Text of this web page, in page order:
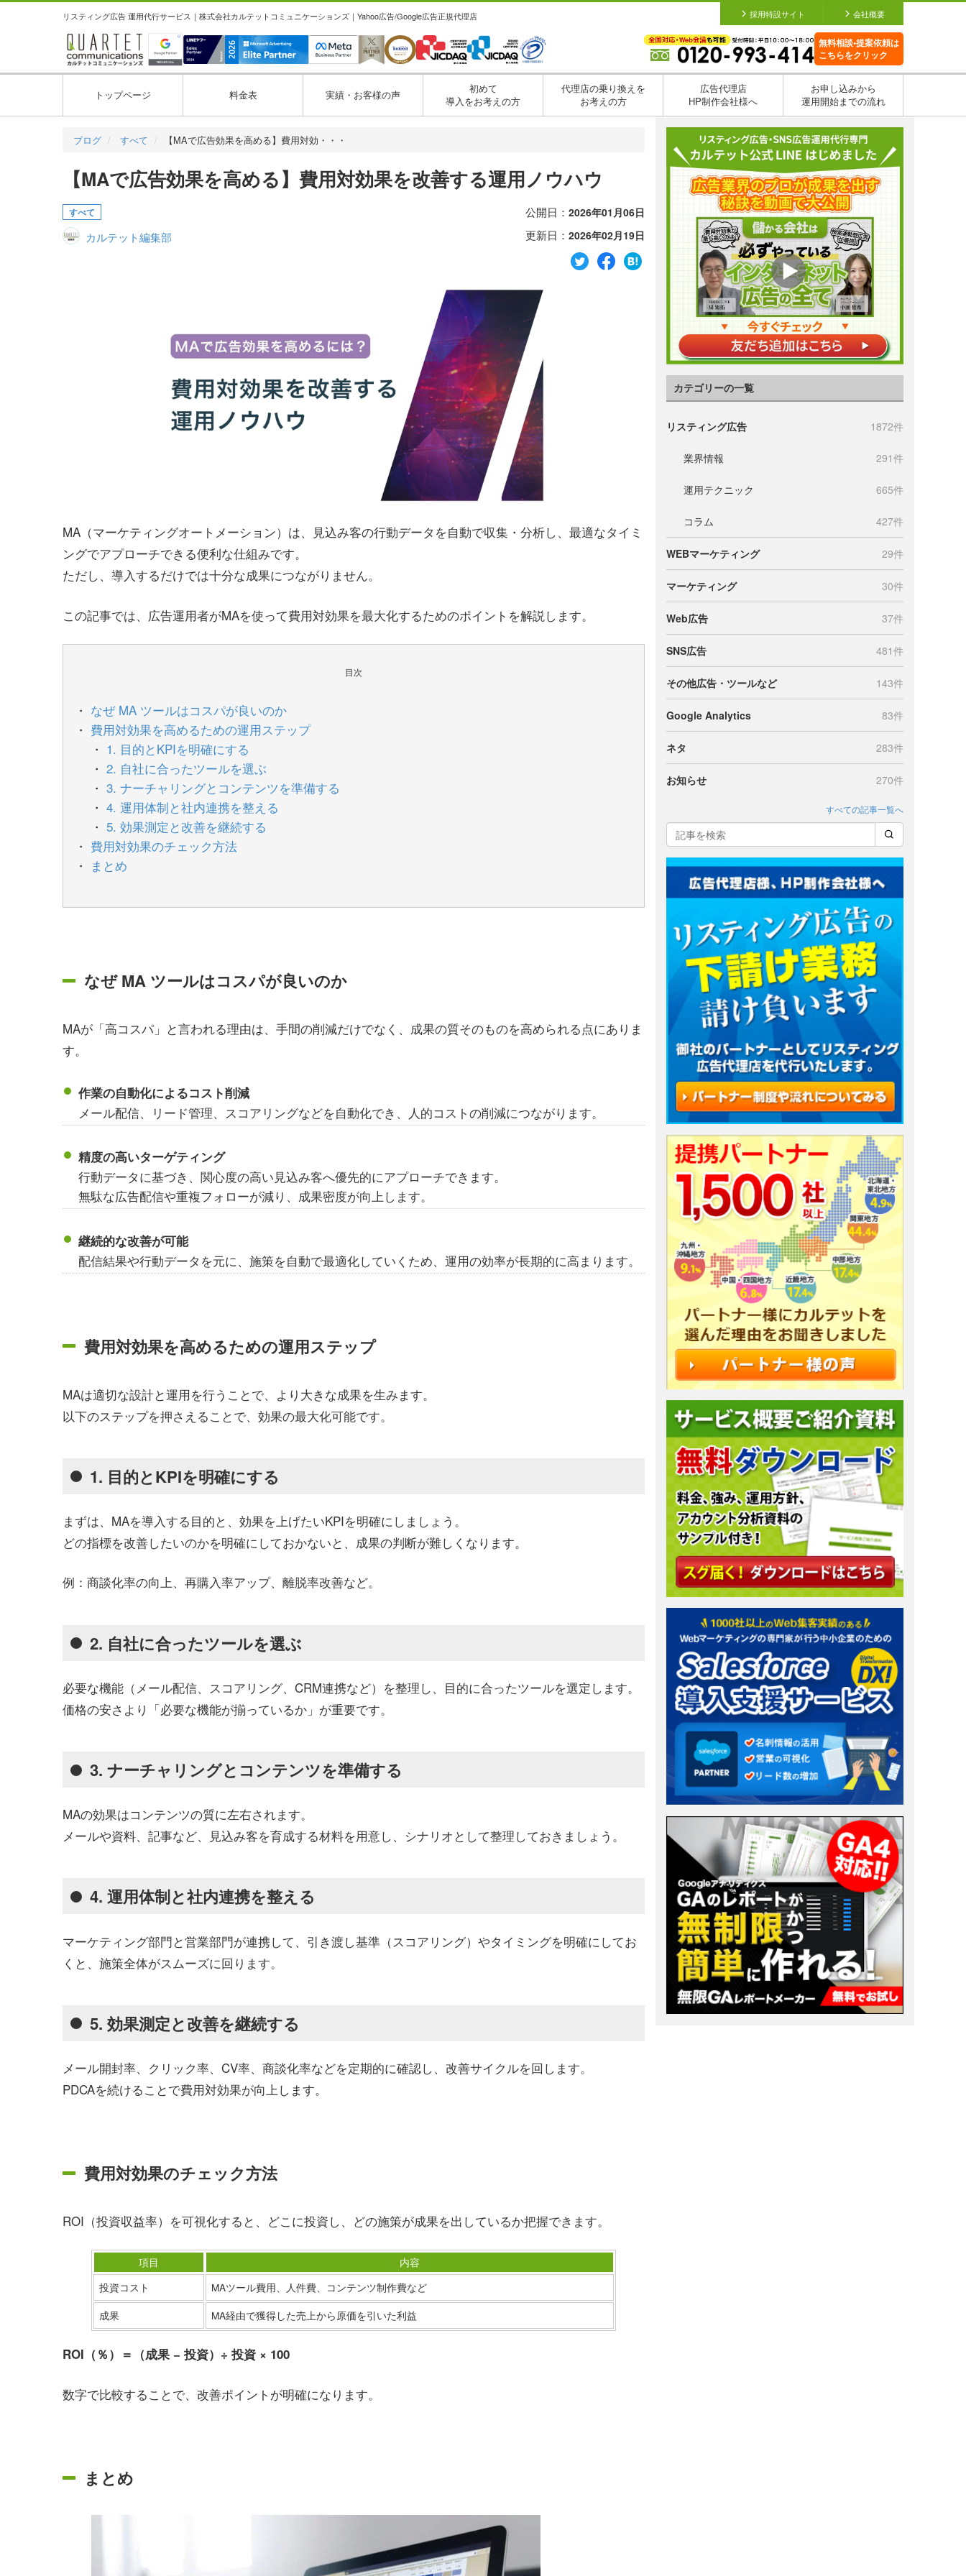
リスティング広告 運用代行サービス｜株式会社カルテットコミュニケーションズ｜Yahoo広告/Google広告正規代理店 採用特設サイト 会社概要
無料相談•提案依頼は
こちらをクリック
トップページ 料金表 実績・お客様の声
初めて
導入をお考えの方
代理店の乗り換えを
お考えの方
広告代理店
HP制作会社様へ
お申し込みから
運用開始までの流れ
ブログ すべて 【MAで広告効果を高める】費用対効・・・
【MAで広告効果を高める】費用対効果を改善する運用ノウハウ
すべて
カルテット編集部
公開日： 2026年01月06日
更新日： 2026年02月19日
MA（マーケティングオートメーション）は、見込み客の行動データを自動で収集・分析し、最適なタイミ
ングでアプローチできる便利な仕組みです。
ただし、導入するだけでは十分な成果につながりません。
この記事では、広告運用者がMAを使って費用対効果を最大化するためのポイントを解説します。
目次
なぜ MA ツールはコスパが良いのか
費用対効果を高めるための運用ステップ
1. 目的とKPIを明確にする
2. 自社に合ったツールを選ぶ
3. ナーチャリングとコンテンツを準備する
4. 運用体制と社内連携を整える
5. 効果測定と改善を継続する
費用対効果のチェック方法
まとめ
なぜ MA ツールはコスパが良いのか
MAが「高コスパ」と言われる理由は、手間の削減だけでなく、成果の質そのものを高められる点にありま
す。
作業の自動化によるコスト削減
メール配信、リード管理、スコアリングなどを自動化でき、人的コストの削減につながります。
精度の高いターゲティング
行動データに基づき、関心度の高い見込み客へ優先的にアプローチできます。
無駄な広告配信や重複フォローが減り、成果密度が向上します。
継続的な改善が可能
配信結果や行動データを元に、施策を自動で最適化していくため、運用の効率が長期的に高まります。
費用対効果を高めるための運用ステップ
MAは適切な設計と運用を行うことで、より大きな成果を生みます。
以下のステップを押さえることで、効果の最大化可能です。
1. 目的とKPIを明確にする
まずは、MAを導入する目的と、効果を上げたいKPIを明確にしましょう。
どの指標を改善したいのかを明確にしておかないと、成果の判断が難しくなります。
例：商談化率の向上、再購入率アップ、離脱率改善など。
2. 自社に合ったツールを選ぶ
必要な機能（メール配信、スコアリング、CRM連携など）を整理し、目的に合ったツールを選定します。
価格の安さより「必要な機能が揃っているか」が重要です。
3. ナーチャリングとコンテンツを準備する
MAの効果はコンテンツの質に左右されます。
メールや資料、記事など、見込み客を育成する材料を用意し、シナリオとして整理しておきましょう。
4. 運用体制と社内連携を整える
マーケティング部門と営業部門が連携して、引き渡し基準（スコアリング）やタイミングを明確にしてお
くと、施策全体がスムーズに回ります。
5. 効果測定と改善を継続する
メール開封率、クリック率、CV率、商談化率などを定期的に確認し、改善サイクルを回します。
PDCAを続けることで費用対効果が向上します。
費用対効果のチェック方法
ROI（投資収益率）を可視化すると、どこに投資し、どの施策が成果を出しているか把握できます。
項目
内容
投資コスト
MAツール費用、人件費、コンテンツ制作費など
成果
MA経由で獲得した売上から原価を引いた利益
ROI（％）＝（成果 − 投資）÷ 投資 × 100
数字で比較することで、改善ポイントが明確になります。
まとめ
カテゴリーの一覧
リスティング広告 1872件
業界情報 291件
運用テクニック 665件
コラム 427件
WEBマーケティング 29件
マーケティング 30件
Web広告 37件
SNS広告 481件
その他広告・ツールなど 143件
Google Analytics 83件
ネタ 283件
お知らせ 270件
すべての記事一覧へ